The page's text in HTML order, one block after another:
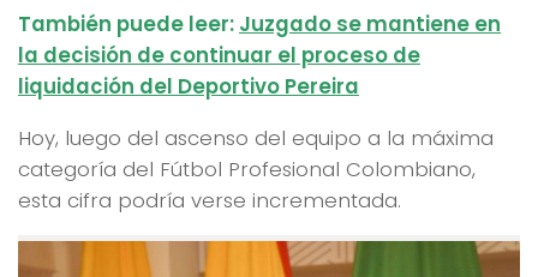
También puede leer: Juzgado se mantiene en
la decisión de continuar el proceso de
liquidación del Deportivo Pereira
Hoy, luego del ascenso del equipo a la máxima
categoría del Fútbol Profesional Colombiano,
esta cifra podría verse incrementada.